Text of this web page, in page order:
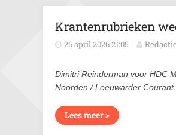
Krantenrubrieken
26 april 2026 21:05 Redactie
Dimitri Reinderman voor HDC
Noorden / Leeuwarder
Lees meer >